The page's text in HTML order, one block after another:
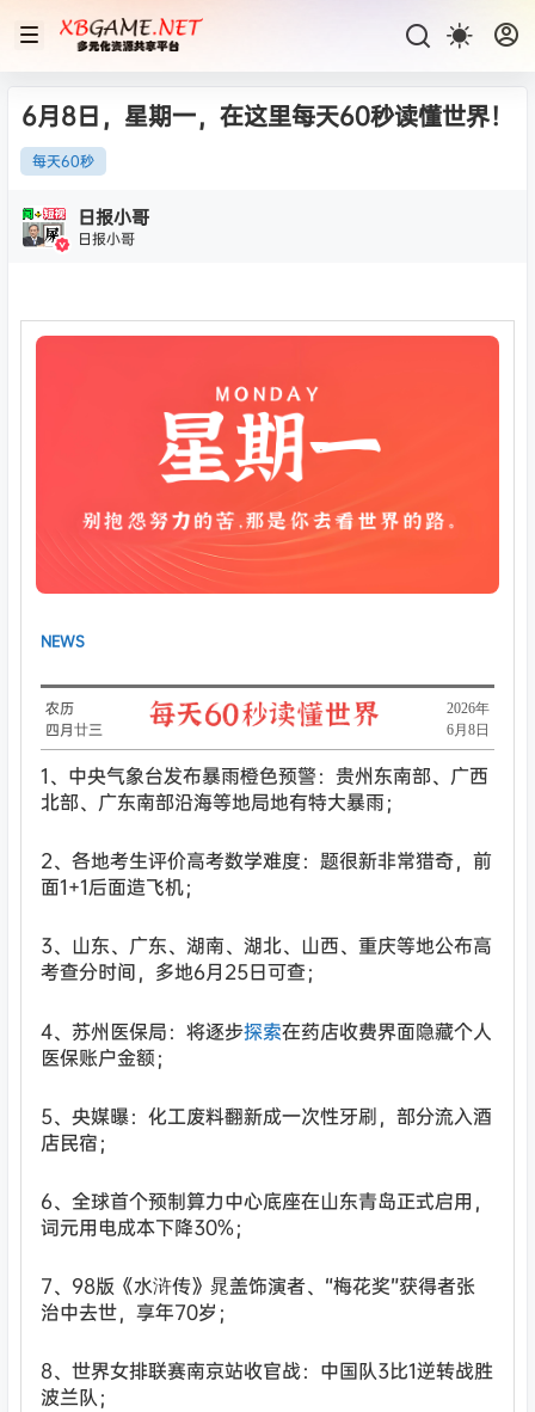
6月8日，星期一，在这里每天60秒读懂世界！
每天60秒
日报小哥
日报小哥
NEWS
​2026年
6月8日
农历
四月廿三
1、中央气象台发布暴雨橙色预警：贵州东南部、广西
北部、广东南部沿海等地局地有特大暴雨；
2、各地考生评价高考数学难度：题很新非常猎奇，前
面1+1后面造飞机；
3、山东、广东、湖南、湖北、山西、重庆等地公布高
考查分时间，多地6月25日可查；
4、苏州医保局：将逐步探索在药店收费界面隐藏个人
医保账户金额；
5、央媒曝：化工废料翻新成一次性牙刷，部分流入酒
店民宿；
6、全球首个预制算力中心底座在山东青岛正式启用，
词元用电成本下降30%；
7、98版《水浒传》晁盖饰演者、“梅花奖”获得者张
治中去世，享年70岁；
8、世界女排联赛南京站收官战：中国队3比1逆转战胜
波兰队；